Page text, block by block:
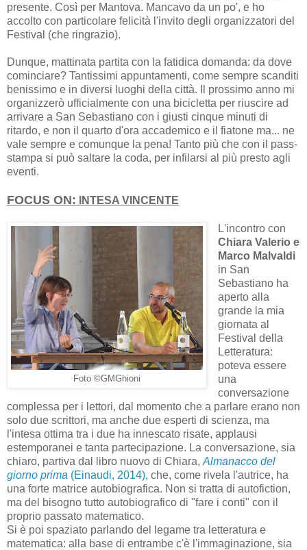
presente. Così per Mantova. Mancavo da un po', e ho
accolto con particolare felicità l'invito degli organizzatori del
Festival (che ringrazio).
Dunque, mattinata partita con la fatidica domanda: da dove
cominciare? Tantissimi appuntamenti, come sempre scanditi
benissimo e in diversi luoghi della città. Il prossimo anno mi
organizzerò ufficialmente con una bicicletta per riuscire ad
arrivare a San Sebastiano con i giusti cinque minuti di
ritardo, e non il quarto d'ora accademico e il fiatone ma... ne
vale sempre e comunque la pena! Tanto più che con il pass-
stampa si può saltare la coda, per infilarsi al più presto agli
eventi.
FOCUS ON: INTESA VINCENTE
Foto ©GMGhioni
L'incontro con
Chiara Valerio e
Marco Malvaldi
in San
Sebastiano ha
aperto alla
grande la mia
giornata al
Festival della
Letteratura:
poteva essere
una
conversazione
complessa per i lettori, dal momento che a parlare erano non
solo due scrittori, ma anche due esperti di scienza, ma
l'intesa ottima tra i due ha innescato risate, applausi
estemporanei e tanta partecipazione. La conversazione, sia
chiaro, partiva dal libro nuovo di Chiara, Almanacco del
giorno prima (Einaudi, 2014), che, come rivela l'autrice, ha
una forte matrice autobiografica. Non si tratta di autofiction,
ma del bisogno tutto autobiografico di "fare i conti" con il
proprio passato matematico.
Si è poi spaziato parlando del legame tra letteratura e
matematica: alla base di entrambe c'è l'immaginazione, sia